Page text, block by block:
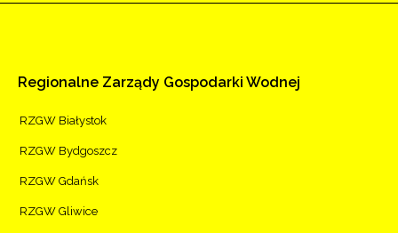
Regionalne Zarządy Gospodarki Wodnej
RZGW Białystok
RZGW Bydgoszcz
RZGW Gdańsk
RZGW Gliwice